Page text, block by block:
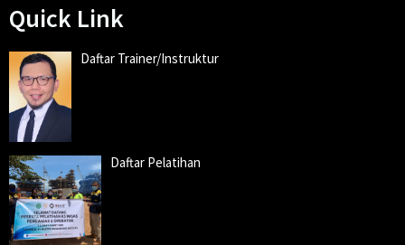
Quick Link
Daftar Trainer/Instruktur
Daftar Pelatihan